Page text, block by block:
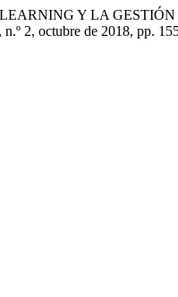
LEARNING Y LA
n.º 2, octubre de 2018, pp.